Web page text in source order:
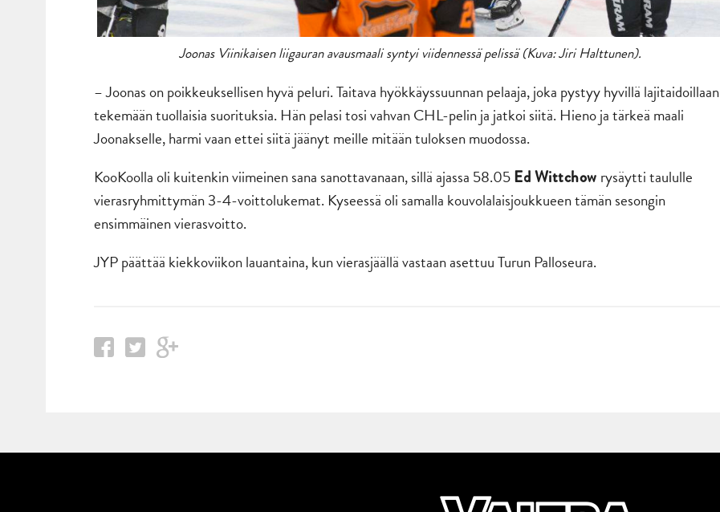
Joonas Viinikaisen liigauran avausmaali syntyi viidennessä pelissä (Kuva: Jiri Halttunen).
– Joonas on poikkeuksellisen hyvä peluri. Taitava hyökkäyssuunnan pelaaja, joka pystyy hyvillä lajitaidoillaan
tekemään tuollaisia suorituksia. Hän pelasi tosi vahvan CHL-pelin ja jatkoi siitä. Hieno ja tärkeä maali
Joonakselle, harmi vaan ettei siitä jäänyt meille mitään tuloksen muodossa.
KooKoolla oli kuitenkin viimeinen sana sanottavanaan, sillä ajassa 58.05Ed Wittchow rysäytti taululle
vierasryhmittymän 3-4-voittolukemat. Kyseessä oli samalla kouvolalaisjoukkueen tämän sesongin
ensimmäinen vierasvoitto.
JYP päättää kiekkoviikon lauantaina, kun vierasjäällä vastaan asettuu Turun Palloseura.